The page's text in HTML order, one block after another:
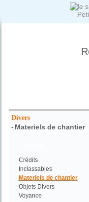
Divers
- Materiels de chantier
Crédits
Inclassables
Materiels de chantier
Objets Divers
Voyance